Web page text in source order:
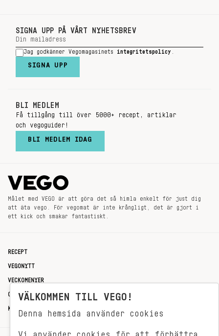
SIGNA UPP PÅ VÅRT NYHETSBREV
Jag godkänner Vegomagasinets integritetspolicy
SIGNA UPP
BLI MEDLEM
Få tillgång till över 5000+ recept, artiklar
och vegoguider!
BLI MEDLEM IDAG
Målet med VEGO är att göra det så himla enkelt för just dig
att äta vego. För vegomat är inte krångligt, det är gjort i
ett kick och smakar fantastiskt.
RECEPT
VEGONYTT
VECKOMENYER
OM OSS
KONTAKT
VÄLKOMMEN TILL VEGO!
Denna hemsida använder cookies